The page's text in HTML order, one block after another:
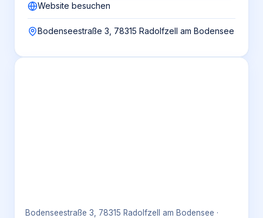
Website besuchen
Bodenseestraße 3, 78315 Radolfzell am Bodensee
Bodenseestraße 3, 78315 Radolfzell am Bodensee ·